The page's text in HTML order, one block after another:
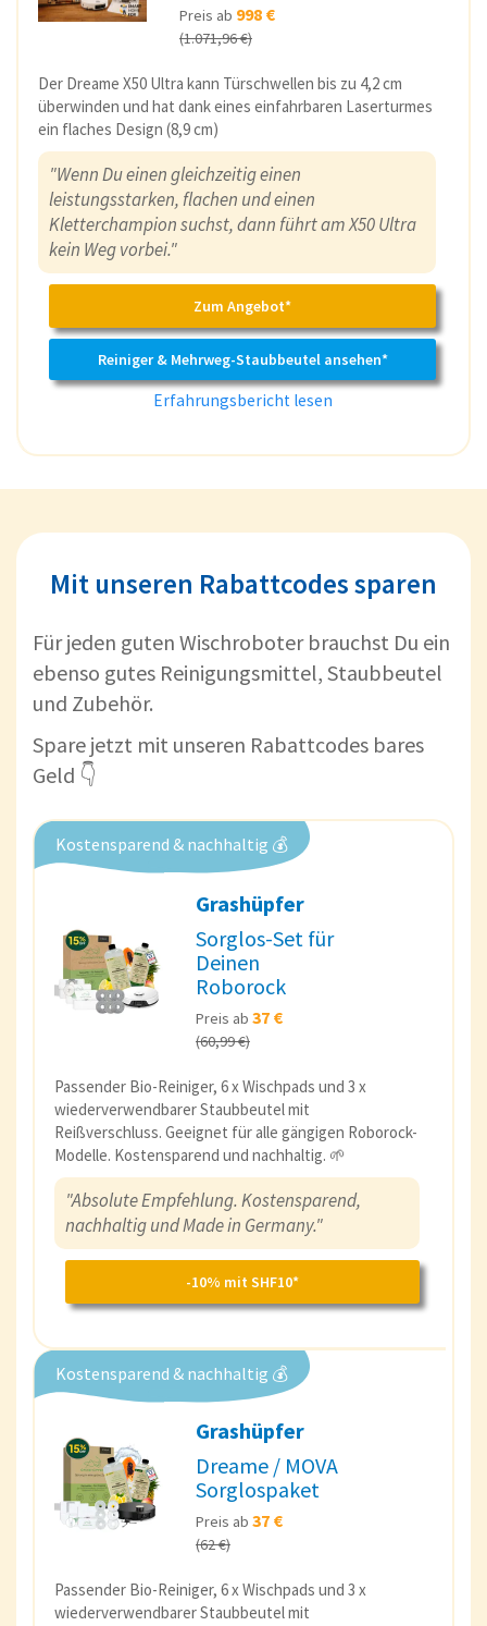
Preis ab 998 €
(1.071,96 €)
Der Dreame X50 Ultra kann Türschwellen bis zu 4,2 cm
überwinden und hat dank eines einfahrbaren Laserturmes
ein flaches Design (8,9 cm)
"Wenn Du einen gleichzeitig einen
leistungsstarken, flachen und einen
Kletterchampion suchst, dann führt am X50 Ultra
kein Weg vorbei."
Zum Angebot*
Reiniger & Mehrweg-Staubbeutel ansehen*
Erfahrungsbericht lesen
Mit unseren Rabattcodes sparen
Für jeden guten Wischroboter brauchst Du ein
ebenso gutes Reinigungsmittel, Staubbeutel
und Zubehör.
Spare jetzt mit unseren Rabattcodes bares
Geld 👇
Kostensparend & nachhaltig 💰
Grashüpfer
Sorglos-Set für
Deinen
Roborock
Preis ab 37 €
(60,99 €)
Passender Bio-Reiniger, 6 x Wischpads und 3 x
wiederverwendbarer Staubbeutel mit
Reißverschluss. Geeignet für alle gängigen Roborock-
Modelle. Kostensparend und nachhaltig. 🌱
"Absolute Empfehlung. Kostensparend,
nachhaltig und Made in Germany."
-10% mit SHF10*
Kostensparend & nachhaltig 💰
Grashüpfer
Dreame / MOVA
Sorglospaket
Preis ab 37 €
(62 €)
Passender Bio-Reiniger, 6 x Wischpads und 3 x
wiederverwendbarer Staubbeutel mit